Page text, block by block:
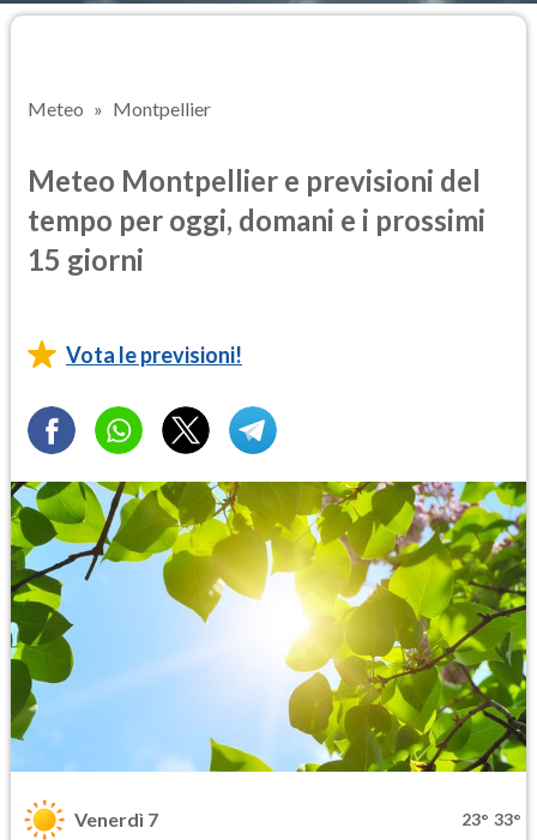
Meteo Montpellier
Meteo Montpellier e previsioni del
tempo per oggi, domani e i prossimi
15 giorni
Vota le previsioni!
Venerdì 7 23° 33°